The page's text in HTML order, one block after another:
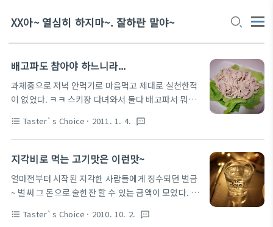
XX아~ 열심히 하지마~. 잘하란 말야~
배고파도 참아야 하느니라...
과체중으로 저녁 안먹기로 마음먹고 제대로 실천한적
이 없었다. ㅋㅋ 스키장 다녀와서 둘다 배고파서 뭐라
가슴살 샐러드~ 이거이거~ 밥보다 칼로리는 더 많은
거 아닌가 몰라~ ㅋㅋ
format_list_bulleted Taster`s Choice · 2011. 1. 4. textsms
지각비로 먹는 고기맛은 이런맛~
얼마전부터 시작된 지각한 사람들에게 징수되던 벌금
~ 벌써 그 돈으로 술한잔 할 수 있는 금액이 모였다. 그
기로 하고 홍대 기찻길 칙칙폭폭 왕갈비살 집으로 결
format_list_bulleted Taster`s Choice · 2010. 10. 2. textsms